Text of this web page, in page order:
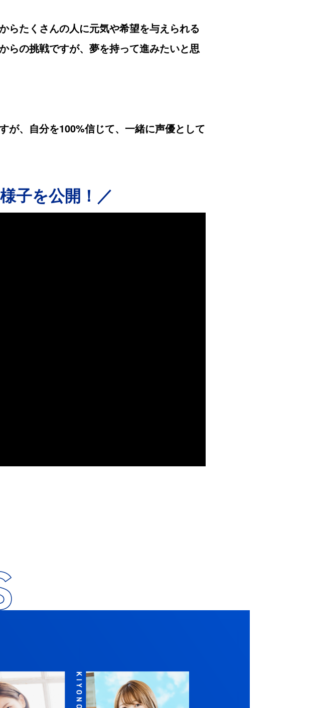
らたくさんの人に元気や希望を与えられる
らの挑戦ですが、夢を持って進みたいと思
が、自分を100%信じて、一緒に声優として
子を公開！／